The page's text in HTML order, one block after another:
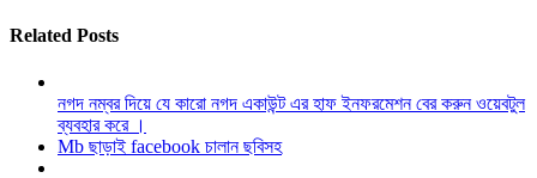
Related Posts
নগদ নম্বর দিয়ে যে কারো নগদ একাউন্ট এর হাফ ইনফরমেশন বের করুন ওয়েবটুল
ব্যবহার করে ।
Mb ছাড়াই facebook চালান ছবিসহ